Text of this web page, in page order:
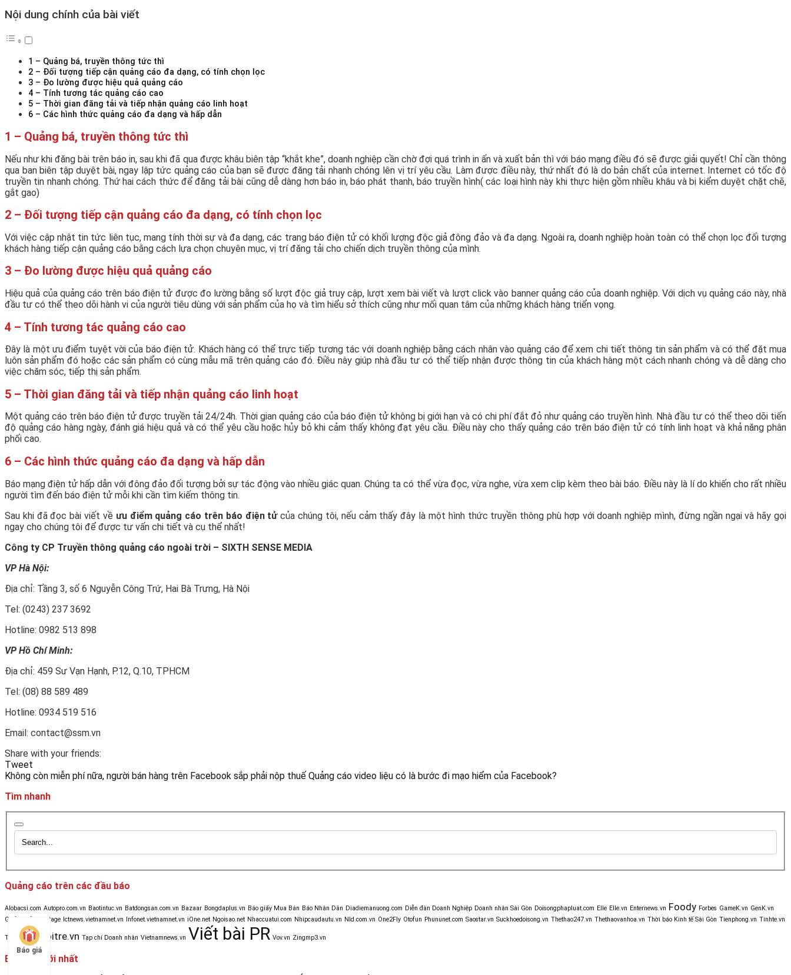
Nội dung chính của bài viết
1 – Quảng bá, truyền thông tức thì
2 – Đối tượng tiếp cận quảng cáo đa dạng, có tính chọn lọc
3 – Đo lường được hiệu quả quảng cáo
4 – Tính tương tác quảng cáo cao
5 – Thời gian đăng tải và tiếp nhận quảng cáo linh hoạt
6 – Các hình thức quảng cáo đa dạng và hấp dẫn
1 – Quảng bá, truyền thông tức thì
Nếu như khi đăng bài trên báo in, sau khi đã qua được khâu biên tập “khắt khe”, doanh nghiệp cần chờ đợi quá trình in ấn và xuất bản thì với báo mạng điều đó sẽ được giải quyết! Chỉ cần thông
qua ban biên tập duyệt bài, ngay lập tức quảng cáo của bạn sẽ được đăng tải nhanh chóng lên vị trí yêu cầu. Làm được điều này, thứ nhất đó là do bản chất của internet. Internet có tốc độ
truyền tin nhanh chóng. Thứ hai cách thức để đăng tải bài cũng dễ dàng hơn báo in, báo phát thanh, báo truyền hình( các loại hình này khi thực hiện gồm nhiều khâu và bị kiểm duyệt chặt chẽ,
gắt gao)
2 – Đối tượng tiếp cận quảng cáo đa dạng, có tính chọn lọc
Với việc cập nhật tin tức liên tục, mang tính thời sự và đa dạng, các trang báo điện tử có khối lượng độc giả đông đảo và đa dạng. Ngoài ra, doanh nghiệp hoàn toàn có thể chọn lọc đối tượng
khách hàng tiếp cận quảng cáo bằng cách lựa chọn chuyên mục, vị trí đăng tải cho chiến dịch truyền thông của mình.
3 – Đo lường được hiệu quả quảng cáo
Hiệu quả của quảng cáo trên báo điện tử được đo lường bằng số lượt độc giả truy cập, lượt xem bài viết và lượt click vào banner quảng cáo của doanh nghiệp. Với dịch vụ quảng cáo này, nhà
đầu tư có thể theo dõi hành vi của người tiêu dùng với sản phẩm của họ và tìm hiểu sở thích cũng như mối quan tâm của những khách hàng triển vọng.
4 – Tính tương tác quảng cáo cao
Đây là một ưu điểm tuyệt vời của báo điện tử. Khách hàng có thể trực tiếp tương tác với doanh nghiệp bằng cách nhân vào quảng cáo để xem chi tiết thông tin sản phẩm và có thể đặt mua
luôn sản phẩm đó hoặc các sản phẩm có cùng mẫu mã trên quảng cáo đó. Điều này giúp nhà đầu tư có thể tiếp nhận được thông tin của khách hàng một cách nhanh chóng và dễ dàng cho
việc chăm sóc, tiếp thị sản phẩm.
5 – Thời gian đăng tải và tiếp nhận quảng cáo linh hoạt
Một quảng cáo trên báo điện tử được truyền tải 24/24h. Thời gian quảng cáo của báo điện tử không bị giới hạn và có chi phí đắt đỏ như quảng cáo truyền hình. Nhà đầu tư có thể theo dõi tiến
độ quảng cáo hàng ngày, đánh giá hiệu quả và có thể yêu cầu hoặc hủy bỏ khi cảm thấy không đạt yêu cầu. Điều này cho thấy quảng cáo trên báo điện tử có tính linh hoạt và khả năng phân
phối cao.
6 – Các hình thức quảng cáo đa dạng và hấp dẫn
Báo mạng điện tử hấp dẫn với đông đảo đối tượng bởi sự tác động vào nhiều giác quan. Chúng ta có thể vừa đọc, vừa nghe, vừa xem clip kèm theo bài báo. Điều này là lí do khiến cho rất nhiều
người tìm đến báo điện tử mỗi khi cần tìm kiếm thông tin.
Sau khi đã đọc bài viết về ưu điểm quảng cáo trên báo điện tửcủa chúng tôi, nếu cảm thấy đây là một hình thức truyền thông phù hợp với doanh nghiệp mình, đừng ngần ngại và hãy gọi
ngay cho chúng tôi để được tư vấn chi tiết và cụ thể nhất!
Công ty CP Truyền thông quảng cáo ngoài trời – SIXTH SENSE MEDIA
VP Hà Nội:
Địa chỉ: Tầng 3, số 6 Nguyễn Công Trứ, Hai Bà Trưng, Hà Nội
Tel: (0243) 237 3692
Hotline: 0982 513 898
VP Hồ Chí Minh:
Địa chỉ: 459 Sư Vạn Hạnh, P.12, Q.10, TPHCM
Tel: (08) 88 589 489
Hotline: 0934 519 516
Email: contact@ssm.vn
Share with your friends:
Tweet
Không còn miễn phí nữa, người bán hàng trên Facebook sắp phải nộp thuế Quảng cáo video liệu có là bước đi mạo hiểm của Facebook?
Tìm nhanh
Quảng cáo trên các đầu báo
Alobacsi.com Autopro.com.vn Baotintuc.vn Batdongsan.com.vn Bazaar Bongdaplus.vn Báo giấy Mua Bán Báo Nhân Dân Diadiemanuong.com Diễn đàn Doanh Nghiệp Doanh nhân Sài Gòn Doisongphapluat.com Elle Elle.vn Enternews.vn Foody Forbes GameK.vn GenK.vn
Golf & Life
Heritage Ictnews.vietnamnet.vn Infonet.vietnamnet.vn iOne.net Ngoisao.net Nhaccuatui.com Nhipcaudautu.vn Nld.com.vn One2Fly Otofun Phununet.com Saostar.vn Suckhoedoisong.vn Thethao247.vn Thethaovanhoa.vn Thời báo Kinh tế Sài Gòn Tienphong.vn Tinhte.vn
Tinmoi.vn Tuoitre.vn Tạp chí Doanh nhân Vietnamnews.vn Viết bài PR Vov.vn Zingmp3.vn
Bài viết mới nhất
Báo giá